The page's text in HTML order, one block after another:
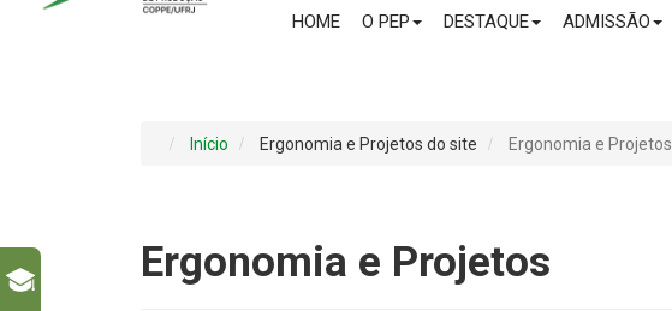
HOME O PEP DESTAQUE ADMISSÃO
Início Ergonomia e Projetos do site Ergonomia e Projetos
Ergonomia e Projetos